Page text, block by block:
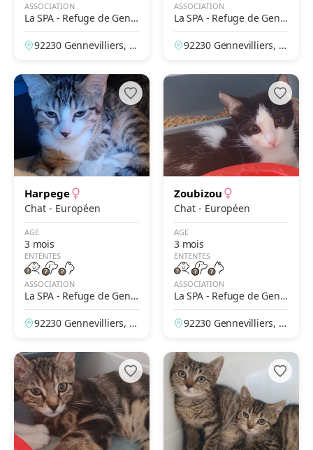
ASSOCIATION
La SPA - Refuge de Genn
evilliers – Grammont
92230 Gennevilliers, H
ASSOCIATION
La SPA - Refuge de Genn
evilliers – Grammont
92230 Gennevilliers, H
Harpege
Chat - Européen
AGE
3 mois
ENTENTES
ASSOCIATION
La SPA - Refuge de Genn
evilliers – Grammont
92230 Gennevilliers, H
Zoubizou
Chat - Européen
AGE
3 mois
ENTENTES
ASSOCIATION
La SPA - Refuge de Genn
evilliers – Grammont
92230 Gennevilliers, H